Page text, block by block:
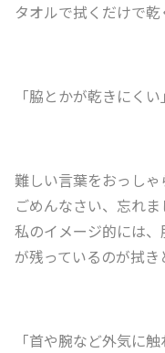
タオルで拭くだけで乾
「脇とかが乾きにくい
難しい言葉をおっしゃ
ごめんなさい、忘れま
私のイメージ的には
が残っているのが拭き
「首や腕など外気に